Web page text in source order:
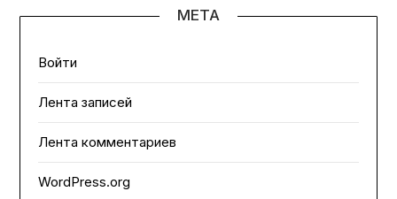
МЕТА
Войти
Лента записей
Лента комментариев
WordPress.org